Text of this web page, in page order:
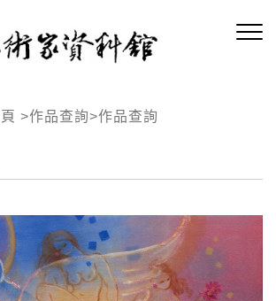
>作品查詢>作品查詢